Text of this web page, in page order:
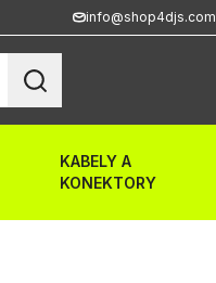
info@shop4djs.com
KABELY A
KONEKTORY